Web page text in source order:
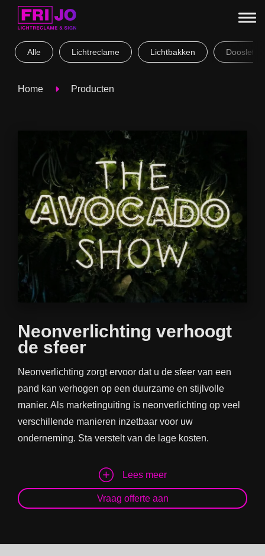
Alle Lichtreclame Lichtbakken
Home Producten
Neonverlichting verhoogt
de sfeer
Neonverlichting zorgt ervoor dat u de sfeer van een
pand kan verhogen op een duurzame en stijlvolle
manier. Als marketinguiting is neonverlichting op veel
verschillende manieren inzetbaar voor uw
onderneming. Sta verstelt van de lage kosten.
Lees meer
Vraag offerte aan